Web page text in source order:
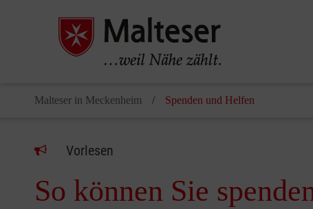
Malteser in Meckenheim Spenden und Helfen
Vorlesen
So können Sie